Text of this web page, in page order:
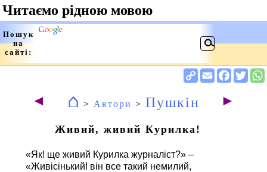
◄ ⌂ > Автори > Пушкін ►
Живий, живий Курилка!
«Як! ще живий Курилка журналіст?» –
«Живісінький! він все такий немилий,